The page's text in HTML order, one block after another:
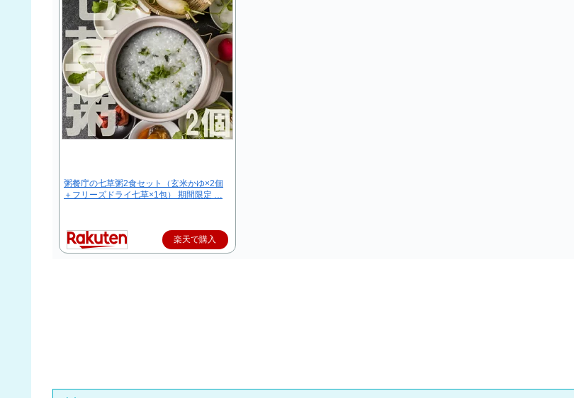
粥餐庁の七草粥2食セット（玄米かゆ×2個
＋フリーズドライ七草×1包） 期間限定 …
楽天で購入